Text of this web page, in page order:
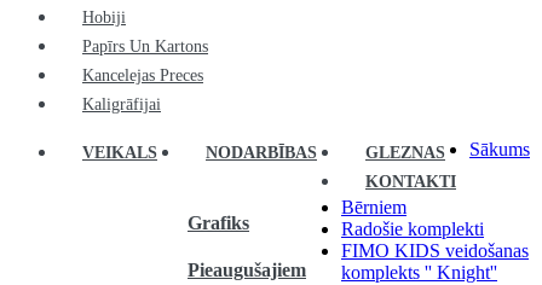
Hobiji
Papīrs Un Kartons
Kancelejas Preces
Kaligrāfijai
VEIKALS NODARBĪBAS
Grafiks
Pieaugušajiem
GLEZNAS
KONTAKTI
Sākums
Bērniem
Radošie komplekti
FIMO KIDS veidošanas
komplekts '' Knight''